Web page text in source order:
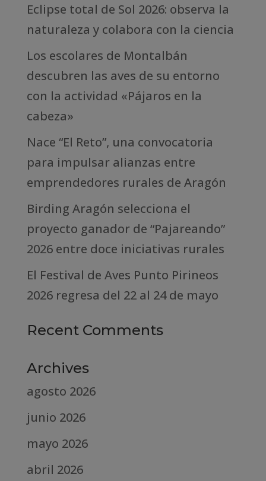
Eclipse total de Sol 2026: observa la
naturaleza y colabora con la ciencia
Los escolares de Montalbán
descubren las aves de su entorno
con la actividad «Pájaros en la
cabeza»
Nace “El Reto”, una convocatoria
para impulsar alianzas entre
emprendedores rurales de Aragón
Birding Aragón selecciona el
proyecto ganador de “Pajareando”
2026 entre doce iniciativas rurales
El Festival de Aves Punto Pirineos
2026 regresa del 22 al 24 de mayo
Recent Comments
Archives
agosto 2026
junio 2026
mayo 2026
abril 2026